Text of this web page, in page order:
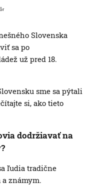
Slovenska
sa po
už pred 18.
sme sa pýtali
si, ako tieto
dodržiavať na
ľudia tradične
známym.